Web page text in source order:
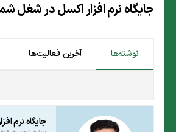
جایگاه نرم افزار اکسل در شغل
نوشته‌ها آخرین فعالیت‌ها
جایگاه نرم